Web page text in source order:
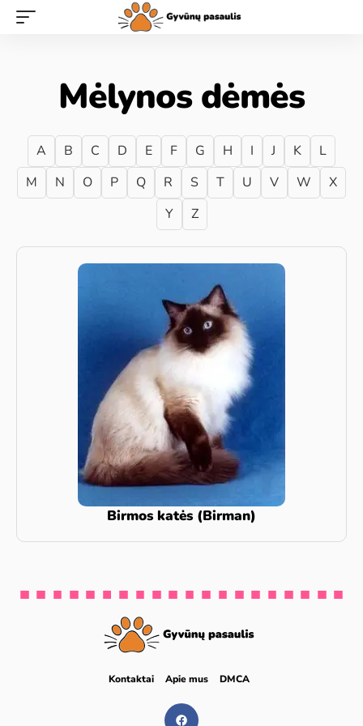
Mėlynos dėmės
A B C D E F G H I J K
L
M
N O P Q R S T U V W
X
Y
Z
Birmos katės (Birman)
Kontaktai Apie mus DMCA